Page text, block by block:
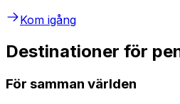
Kom igång
Destinationer för
För samman världen